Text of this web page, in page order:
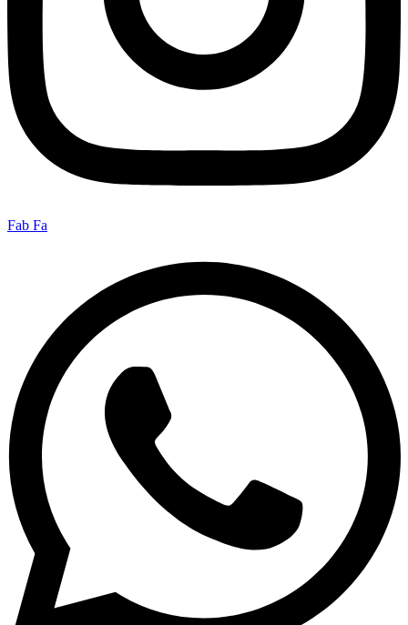
Fab Fa